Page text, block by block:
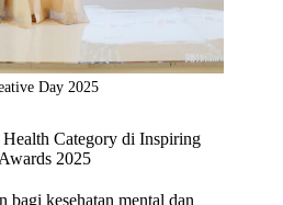
Day 2025
Category di Inspiring
2025
bagi kesehatan mental dan